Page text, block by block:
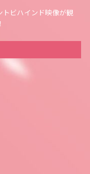
ビハインド映像が観